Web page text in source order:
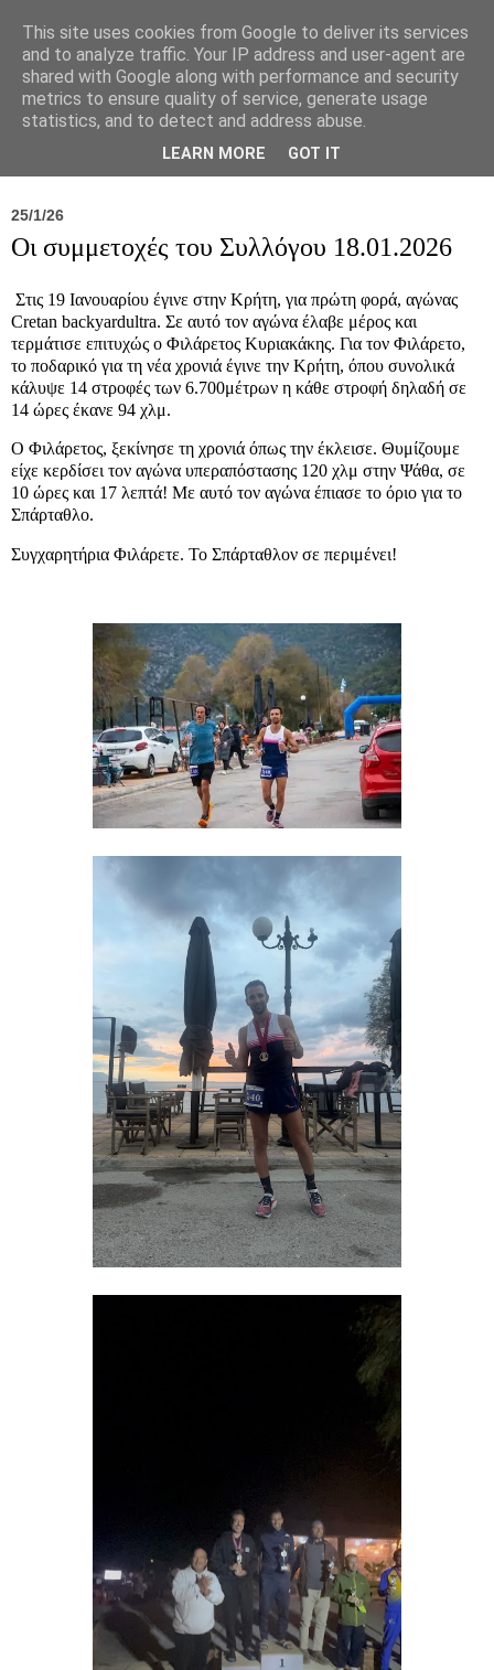
Σύλλογος Ιπποκράτειος
25/1/26
Οι συμμετοχές του Συλλόγου 18.01.2026
Στις 19 Ιανουαρίου έγινε στην Κρήτη, για πρώτη φορά, αγώνας
Cretan backyardultra. Σε αυτό τον αγώνα έλαβε μέρος και
τερμάτισε επιτυχώς ο Φιλάρετος Κυριακάκης. Για τον Φιλάρετο,
το ποδαρικό για τη νέα χρονιά έγινε την Κρήτη, όπου συνολικά
κάλυψε 14 στροφές των 6.700μέτρων η κάθε στροφή δηλαδή σε
14 ώρες έκανε 94 χλμ.
Ο Φιλάρετος, ξεκίνησε τη χρονιά όπως την έκλεισε. Θυμίζουμε
είχε κερδίσει τον αγώνα υπεραπόστασης 120 χλμ στην Ψάθα, σε
10 ώρες και 17 λεπτά! Με αυτό τον αγώνα έπιασε το όριο για το
Σπάρταθλο.
Συγχαρητήρια Φιλάρετε. Το Σπάρταθλον σε περιμένει!
This site uses cookies from Google to deliver its services
and to analyze traffic. Your IP address and user-agent are
shared with Google along with performance and security
metrics to ensure quality of service, generate usage
statistics, and to detect and address abuse.
LEARN MORE GOT IT